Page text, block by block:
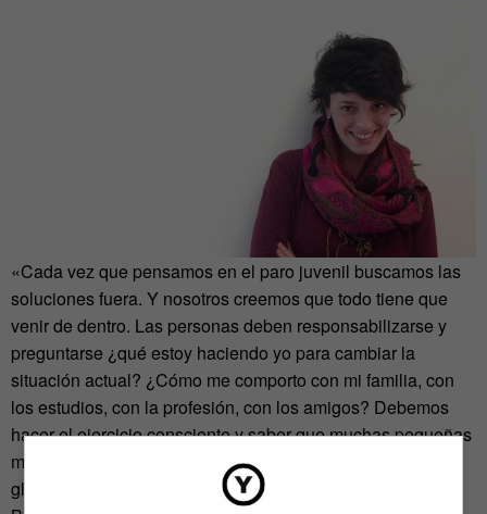
«Cada vez que pensamos en el paro juvenil buscamos las
soluciones fuera. Y nosotros creemos que todo tiene que
venir de dentro. Las personas deben responsabilizarse y
preguntarse ¿qué estoy haciendo yo para cambiar la
situación actual? ¿Cómo me comporto con mi familia, con
los estudios, con la profesión, con los amigos? Debemos
hacer el ejercicio consciente y saber que muchas pequeñas
microrrevoluciones pueden causar una transformación
global». Sánchez habla desde un coworking céntrico de